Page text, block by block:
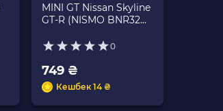
MINI GT Nissan Skyline
GT-R (NISMO BNR32
MGT01024 Grey
0
749 ₴
Кешбек 14 ₴